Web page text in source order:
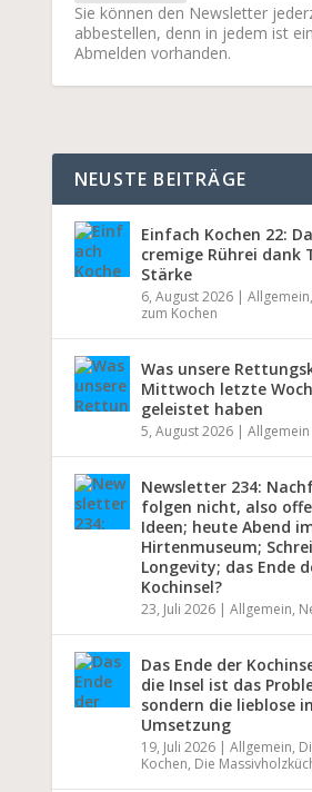
Sie können den Newsletter
abbestellen, denn in jedem ist
Abmelden vorhanden.
NEUSTE BEITRÄGE
Einfach Kochen 22:
cremige Rührei dank
Stärke
6, August 2026| Allgemein,
zum Kochen
Was unsere
Mittwoch letzte
geleistet haben
5, August 2026| Allgemein
Newsletter 234:
folgen nicht, also
Ideen; heute Abend
Hirtenmuseum;
Longevity; das Ende
Kochinsel?
23, Juli 2026| Allgemein,
Das Ende der
die Insel ist das
sondern die lieblose
Umsetzung
19, Juli 2026| Allgemein,
Kochen, Die